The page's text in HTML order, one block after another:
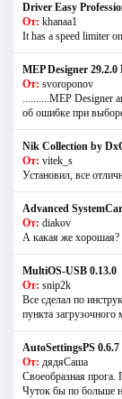
Driver Easy
От: khanaa1
It has a speed limiter
MEP Designer 29.2.0
От: svoroponov
..........MEP Designer
об ошибке при
Nik Collection by
От: vitek_s
Установил, все
Advanced
От: diakov
А какая же хорошая?
MultiOS-USB 0.13.0
От: snip2k
Все сделал по
пункта
AutoSettingsPS 0.6.7
От: дядяСаша
Своеобразная
Чуток бы по больше